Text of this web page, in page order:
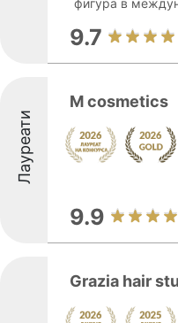
фигура в
9.7
Лауреати
M cosmetics
9.9
Grazia hair